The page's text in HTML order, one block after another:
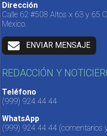
Dirección
Calle 62 #508 Altos x 63 y 65
México.
ENVIAR MENSAJE
REDACCIÓN Y
Teléfono
(999) 924 44 44
WhatsApp
(999) 924 44 44 (comentarios